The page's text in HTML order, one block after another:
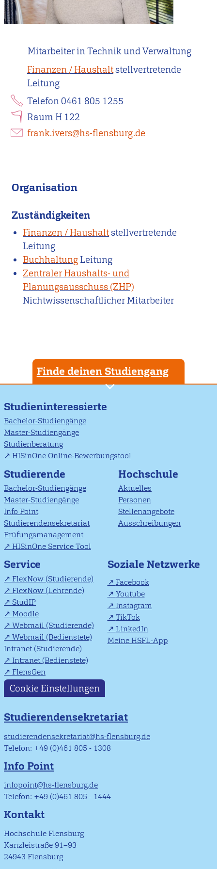
Mitarbeiter in Technik und Verwaltung
Finanzen / Haushaltstellvertretende
Leitung
Telefon 0461 805 1255
Raum H 122
frank.ivers@hs-flensburg.de
Organisation
Zuständigkeiten
Finanzen / Haushaltstellvertretende
Leitung
Buchhaltung Leitung
Zentraler Haushalts- und
Planungsausschuss (ZHP)
Nichtwissenschaftlicher Mitarbeiter
Finde deinen Studiengang
Studieninteressierte
Bachelor-Studiengänge
Master-Studiengänge
Studienberatung
HISinOne Online-Bewerbungstool
Studierende
Bachelor-Studiengänge
Master-Studiengänge
Info Point
Studierendensekretariat
Prüfungsmanagement
HISinOne Service Tool
Hochschule
Aktuelles
Personen
Stellenangebote
Ausschreibungen
Service
FlexNow (Studierende)
FlexNow (Lehrende)
StudIP
Moodle
Webmail (Studierende)
Webmail (Bedienstete)
Intranet (Studierende)
Intranet (Bedienstete)
FlensGen
Soziale Netzwerke
Facebook
Youtube
Instagram
TikTok
LinkedIn
Meine HSFL-App
Cookie Einstellungen
Studierendensekretariat
studierendensekretariat@hs-flensburg.de
Telefon: +49 (0)461 805 - 1308
Info Point
infopoint@hs-flensburg.de
Telefon: +49 (0)461 805 - 1444
Kontakt
Hochschule Flensburg
Kanzleistraße 91–93
24943 Flensburg